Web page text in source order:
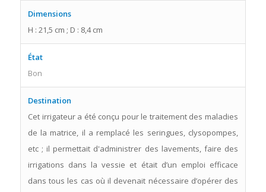
Dimensions
H : 21,5 cm ; D : 8,4 cm
État
Bon
Destination
Cet irrigateur a été conçu pour le traitement des maladies
de la matrice, il a remplacé les seringues, clysopompes,
etc ; il permettait d'administrer des lavements, faire des
irrigations dans la vessie et était d’un emploi efficace
dans tous les cas où il devenait nécessaire d’opérer des